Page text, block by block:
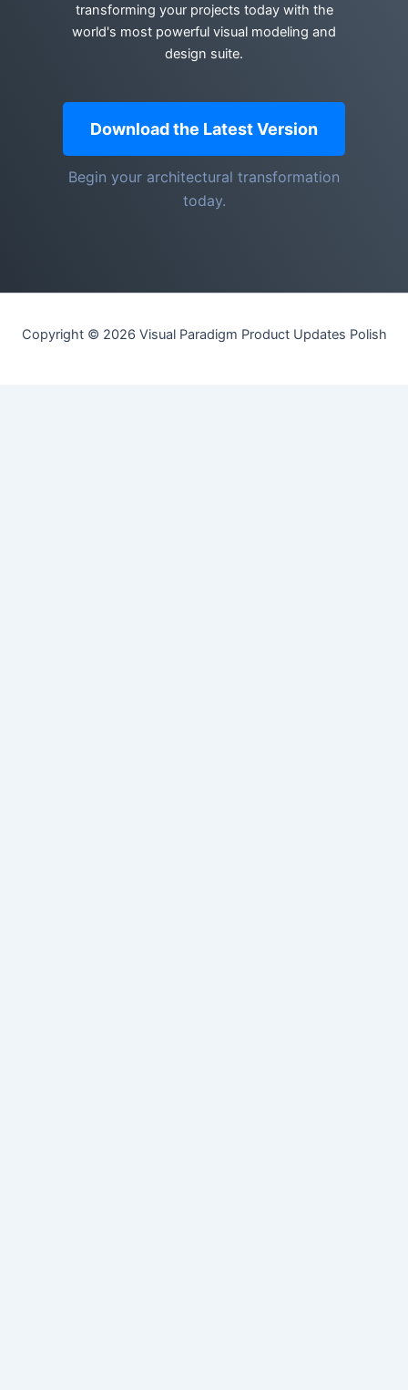
transforming your projects today with the
world's most powerful visual modeling and
design suite.
Download the Latest Version
Begin your architectural transformation
today.
Copyright © 2026 Visual Paradigm Product Updates Polish